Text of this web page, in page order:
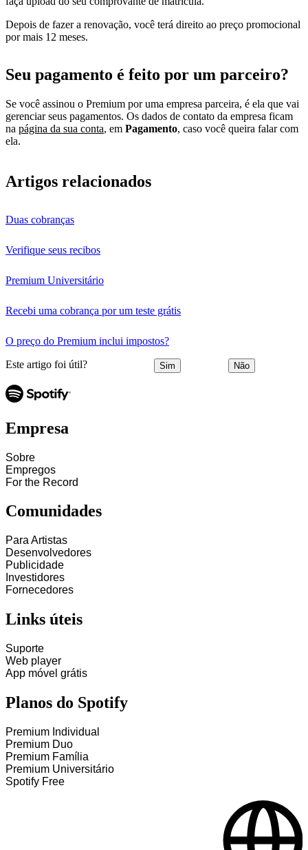
Depois de fazer a renovação, você terá direito ao preço promocional
por mais 12 meses.
Seu pagamento é feito por um parceiro?
Se você assinou o Premium por uma empresa parceira, é ela que vai
gerenciar seus pagamentos. Os dados de contato da empresa ficam
na página da sua conta, em Pagamento, caso você queira falar com
ela.
Artigos relacionados
Duas cobranças
Verifique seus recibos
Premium Universitário
Recebi uma cobrança por um teste grátis
O preço do Premium inclui impostos?
Este artigo foi útil? Sim Não
Empresa
Sobre
Empregos
For the Record
Comunidades
Para Artistas
Desenvolvedores
Publicidade
Investidores
Fornecedores
Links úteis
Suporte
Web player
App móvel grátis
Planos do Spotify
Premium Individual
Premium Duo
Premium Família
Premium Universitário
Spotify Free